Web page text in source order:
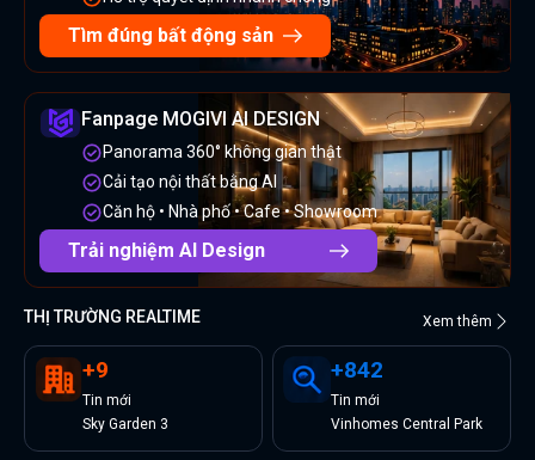
Tìm đúng bất động sản
Fanpage MOGIVI AI DESIGN
Panorama 360° không gian thật
Cải tạo nội thất bằng AI
Căn hộ • Nhà phố • Cafe • Showroom
Trải nghiệm AI Design
THỊ TRƯỜNG REALTIME Xem thêm
+9
Tin mới
Sky Garden 3
+842
Tin mới
Vinhomes Central Park